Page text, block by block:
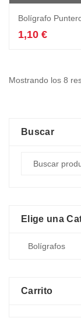
Bolígrafo
1,10 €
Mostrando los 8
Buscar
Elige una
Carrito